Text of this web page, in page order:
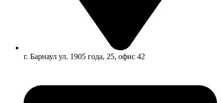
г. Барнаул ул. 1905 года, 25, офис 42